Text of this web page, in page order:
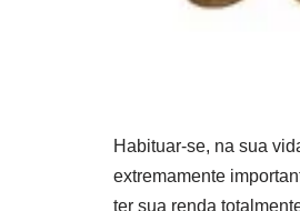
Habituar-se, na sua
extremamente
ter sua renda